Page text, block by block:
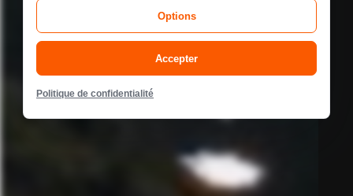
Options
Accepter
Politique de confidentialité
Site will be available soon. Thank you for your patience!